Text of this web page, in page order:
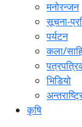
मनोरन्जन
सूचना-
पर्यटन
कला/
भिडियो
कृषि